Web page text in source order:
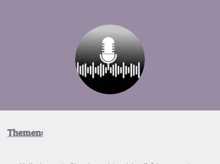
Themen: